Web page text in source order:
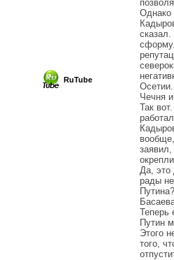
RuTube
Однако
Чечня
Так
Да, это
рады
Теперь
Путин
Этого
того,